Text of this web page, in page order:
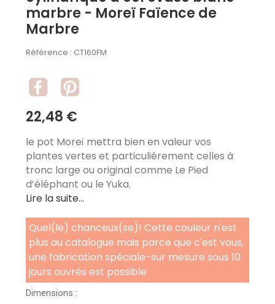
marbre - Moreï Faïence de
Marbre
Référence : CT160FM
22,48 €
le pot Moreï mettra bien en valeur vos
plantes vertes et particulièrement celles à
tronc large ou original comme Le Pied
d’éléphant ou le Yuka.
Lire la suite...
Quel(le) chanceux(se)! Cette couleur n'est
plus au catalogue mais parce que c'est vous,
une fabrication spéciale-sur mesure sous 10
jours ouvrés est possible
Dimensions :